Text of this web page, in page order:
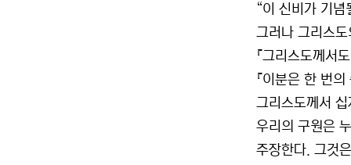
“이 신비가 기
그러나 그리스
『그리스도께서
『이분은 한 번
그리스도께서
우리의 구원은
주장한다. 그것